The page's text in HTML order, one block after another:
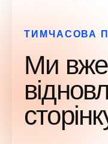
ТИМЧАСОВА
Ми вже